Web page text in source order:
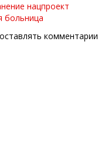
нацпроект
больница
комментарии